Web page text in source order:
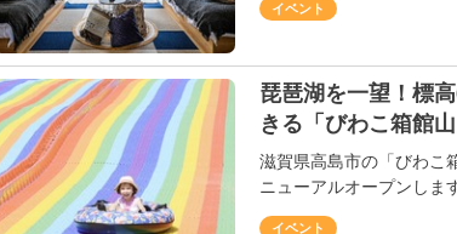
イベント
琵琶湖を一望！標
きる「びわこ箱館
滋賀県高島市の「びわこ
ニューアルオープンしま
イベント